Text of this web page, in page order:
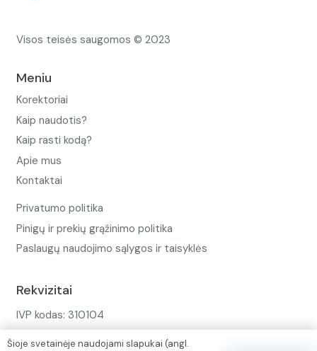
Visos teisės saugomos © 2023
Meniu
Korektoriai
Kaip naudotis?
Kaip rasti kodą?
Apie mus
Kontaktai
Privatumo politika
Pinigų ir prekių grąžinimo politika
Paslaugų naudojimo sąlygos ir taisyklės
Rekvizitai
IVP kodas: 310104
Šioje svetainėje naudojami slapukai (angl.